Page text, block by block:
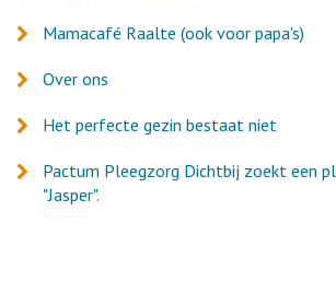
Mamacafé Raalte (ook voor papa's)
Over ons
Het perfecte gezin bestaat niet
Pactum Pleegzorg Dichtbij zoekt een
"Jasper".